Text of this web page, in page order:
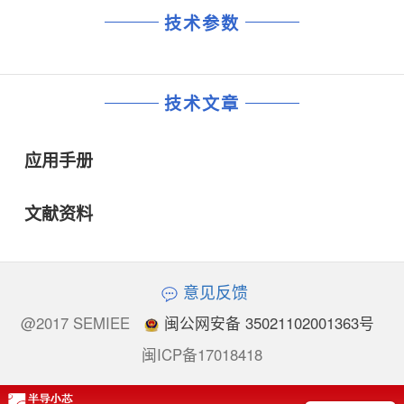
技术参数
技术文章
应用手册
文献资料
意见反馈
@2017 SEMIEE
闽公网安备 35021102001363号
闽ICP备17018418